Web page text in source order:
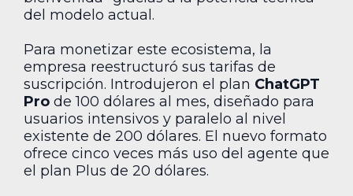
del modelo actual.
Para monetizar este ecosistema, la
empresa reestructuró sus tarifas de
suscripción. Introdujeron el plan ChatGPT
Pro de 100 dólares al mes, diseñado para
usuarios intensivos y paralelo al nivel
existente de 200 dólares. El nuevo formato
ofrece cinco veces más uso del agente que
el plan Plus de 20 dólares.